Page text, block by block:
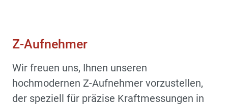
Z-Aufnehmer
Wir freuen uns, Ihnen unseren
hochmodernen Z-Aufnehmer vorzustellen,
der speziell für präzise Kraftmessungen in